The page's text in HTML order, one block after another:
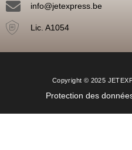
info@jetexpress.be
Lic. A1054
Copyright © 2025
Protection des